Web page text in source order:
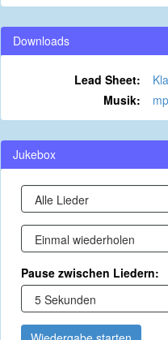
Downloads
Lead Sheet:
Musik:
Jukebox
Pause zwischen Liedern: